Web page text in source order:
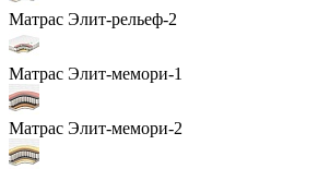
Матрас Элит-рельеф-2
Матрас Элит-мемори-1
Матрас Элит-мемори-2